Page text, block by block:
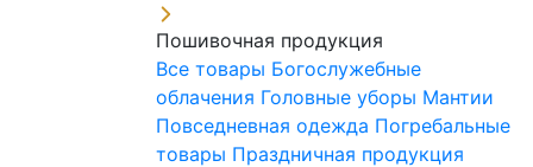
Пошивочная продукция
Все товары Богослужебные
облачения Головные уборы Мантии
Повседневная одежда Погребальные
товары Праздничная продукция